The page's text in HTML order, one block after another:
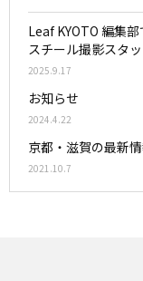
Leaf KYOTO 編集
スチール撮影スタ
2025.9.17
お知らせ
2024.4.22
京都・滋賀の最新
2021.10.7